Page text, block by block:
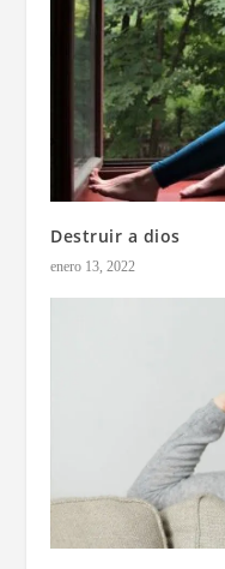
Destruir a dios
enero 13, 2022